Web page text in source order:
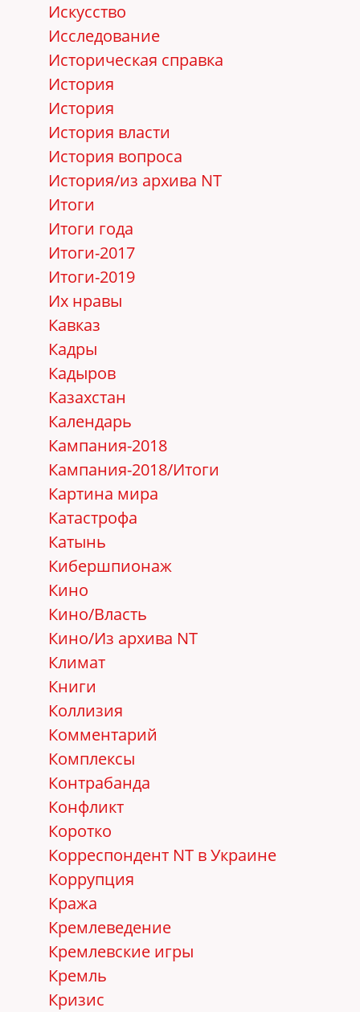
Искусство
Исследование
Историческая справка
История
История
История власти
История вопроса
История/из архива NT
Итоги
Итоги года
Итоги-2017
Итоги-2019
Их нравы
Кавказ
Кадры
Кадыров
Казахстан
Календарь
Кампания-2018
Кампания-2018/Итоги
Картина мира
Катастрофа
Катынь
Кибершпионаж
Кино
Кино/Власть
Кино/Из архива NT
Климат
Книги
Коллизия
Комментарий
Комплексы
Контрабанда
Конфликт
Коротко
Корреспондент NT в Украине
Коррупция
Кража
Кремлеведение
Кремлевские игры
Кремль
Кризис